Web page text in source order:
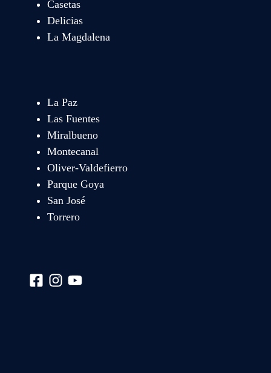
Casetas
Delicias
La Magdalena
La Paz
Las Fuentes
Miralbueno
Montecanal
Oliver-Valdefierro
Parque Goya
San José
Torrero